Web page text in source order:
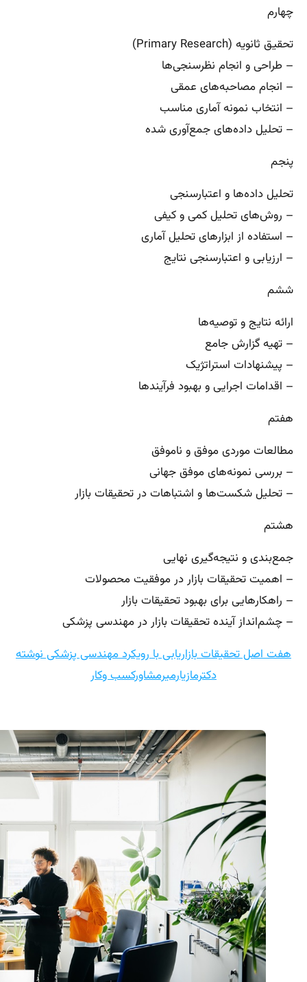
چهارم
تحقیق ثانویه (Primary Research)
– طراحی و انجام نظرسنجی‌ها
– انجام مصاحبه‌های عمقی
– انتخاب نمونه آماری مناسب
– تحلیل داده‌های جمع‌آوری شده
پنجم
تحلیل داده‌ها و اعتبارسنجی
– روش‌های تحلیل کمی و کیفی
– استفاده از ابزارهای تحلیل آماری
– ارزیابی و اعتبارسنجی نتایج
ششم
ارائه نتایج و توصیه‌ها
– تهیه گزارش جامع
– پیشنهادات استراتژیک
– اقدامات اجرایی و بهبود فرآیندها
هفتم
مطالعات موردی موفق و ناموفق
– بررسی نمونه‌های موفق جهانی
– تحلیل شکست‌ها و اشتباهات در تحقیقات بازار
هشتم
جمع‌بندی و نتیجه‌گیری نهایی
– اهمیت تحقیقات بازار در موفقیت محصولات
– راهکارهایی برای بهبود تحقیقات بازار
– چشم‌انداز آینده تحقیقات بازار در مهندسی پزشکی
هفت اصل تحقیقات بازاریابی با رویکرد مهندسی پزشکی نوشته
دکترمازیارمیرمشاورکسب وکار